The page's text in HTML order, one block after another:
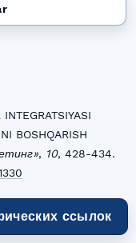
BOSHQARISH
, 10, 428-434.
ссылок